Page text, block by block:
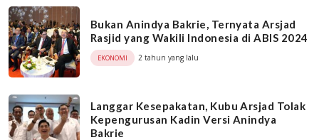
Bukan Anindya Bakrie, Ternyata Arsjad
Rasjid yang Wakili Indonesia di ABIS 2024
EKONOMI 2 tahun yang lalu
Langgar Kesepakatan, Kubu Arsjad Tolak
Kepengurusan Kadin Versi Anindya
Bakrie